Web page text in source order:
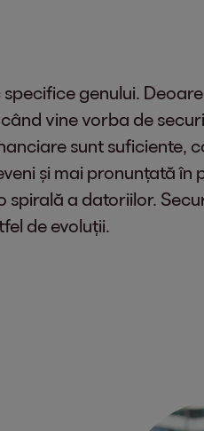
genului.
vine vorba de
sunt suficiente,
și mai pronunțată
a datoriilor.
de evoluții.